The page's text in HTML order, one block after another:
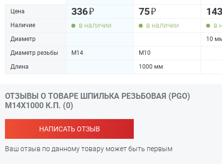
Цена 336₽ 75₽
Наличие в наличии в наличии в
Диаметр
10
Диаметр резьбы
М14
М10
Длина
1000 мм
ОТЗЫВЫ О ТОВАРЕ ШПИЛЬКА РЕЗЬБОВАЯ (PGO)
М14Х1000 К.П. (0)
НАПИСАТЬ ОТЗЫВ
Ваш отзыв по данному товару может быть первым